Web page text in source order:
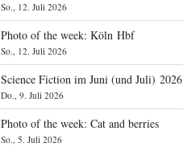
So., 12. Juli 2026
Photo of the week: Köln Hbf
So., 12. Juli 2026
Science Fiction im Juni (und Juli) 2026
Do., 9. Juli 2026
Photo of the week: Cat and berries
So., 5. Juli 2026